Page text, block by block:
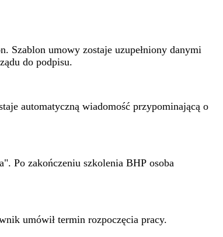
Szablon umowy zostaje uzupełniony danymi
do podpisu.
automatyczną wiadomość przypominającą o
Po zakończeniu szkolenia BHP osoba
umówił termin rozpoczęcia pracy.